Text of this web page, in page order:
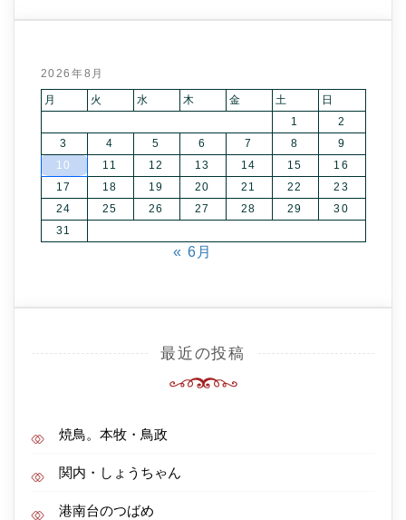
2026年8月
月 火 水 木 金 土
日
1
2
3
4 5 6 7 8
9
10
11 12 13 14 15
16
17
18 19 20 21 22
23
24
25 26 27 28 29
30
31
« 6月
最近の投稿
焼鳥。本牧・鳥政
関内・しょうちゃん
港南台のつばめ